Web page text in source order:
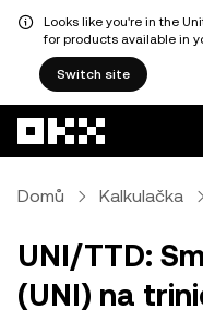
Looks like you're in the
for products available in
Switch site
Domů Kalkulačka
UNI/TTD:
(UNI) na